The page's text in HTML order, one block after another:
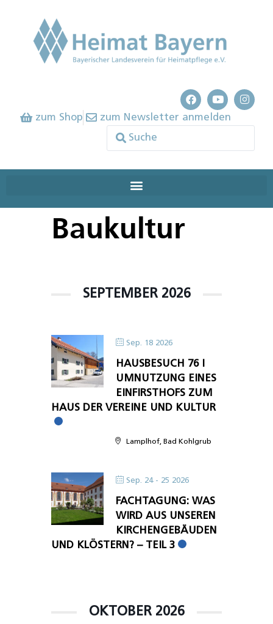
zum Shop zum Newsletter anmelden
Baukultur
SEPTEMBER 2026
Sep. 18 2026
HAUSBESUCH 76 I
UMNUTZUNG EINES
EINFIRSTHOFS ZUM
HAUS DER VEREINE UND KULTUR
Lamplhof, Bad Kohlgrub
Sep. 24 - 25 2026
FACHTAGUNG: WAS
WIRD AUS UNSEREN
KIRCHENGEBÄUDEN
UND KLÖSTERN? – TEIL 3
OKTOBER 2026